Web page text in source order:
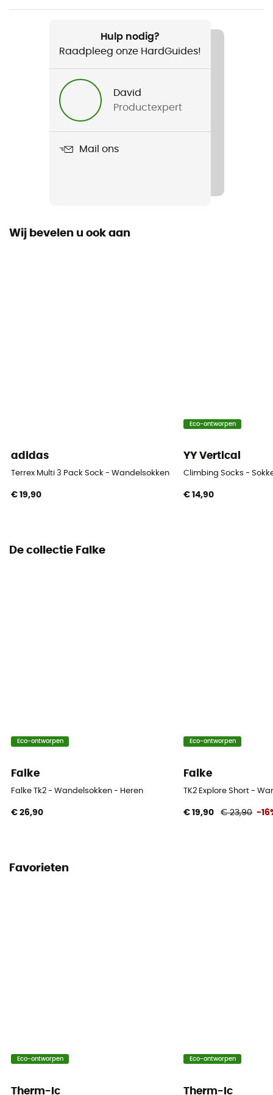
Wandelen / Trekking
Hoogte
Hulp nodig?
Raadpleeg onze HardGuides!
David
Productexpert
Mail ons
Wij bevelen u ook aan
adidas
Terrex Multi 3 Pack Sock - Wandelsokken
€ 19,90
Eco-ontworpen
YY Vertical
Climbing Socks -
€ 14,90
De collectie Falke
Eco-ontworpen
Falke
Falke Tk2 - Wandelsokken - Heren
€ 26,90
Eco-ontworpen
Falke
TK2 Explore Short -
€ 19,90 € 23,90 -
Favorieten
Eco-ontworpen
Therm-Ic
Eco-ontworpen
Therm-Ic